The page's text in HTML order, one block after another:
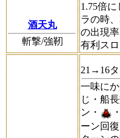
酒天丸
斬撃/強靭
1.75倍
ラの時
の出現
有利ス
21→16
一味に
じ・船
ン・
ーン回